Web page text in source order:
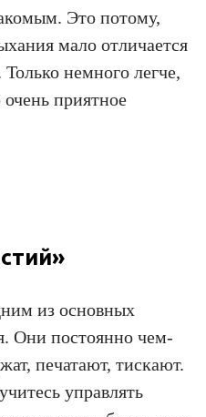
Это потому,
мало отличается
немного легче,
приятное
из основных
Они постоянно чем-
печатают, тискают.
управлять